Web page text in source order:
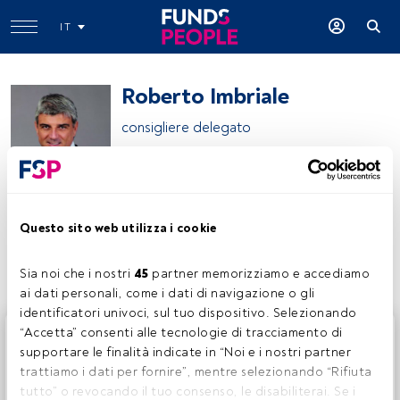
Questo sito web utilizza i cookie
Sia noi che i nostri 45 partner memorizziamo e accediamo
ai dati personali, come i dati di navigazione o gli
identificatori univoci, sul tuo dispositivo. Selezionando
“Accetta” consenti alle tecnologie di tracciamento di
supportare le finalità indicate in “Noi e i nostri partner
trattiamo i dati per fornire”, mentre selezionando “Rifiuta
tutto” o revocando il tuo consenso, le disabiliterai. Se i
IT
Roberto Imbriale
consigliere delegato
Condividi:
Questo è un articolo riservato agli utenti FundsPeople. Se
sei già registrato, accedi tramite il pulsante Login. Se non
hai ancora un account, ti invitiamo a registrarti per scoprire
tutti i contenuti che FundsPeople ha da offrire.